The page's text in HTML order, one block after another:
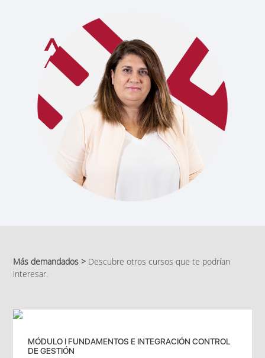
Más demandados > Descubre otros cursos que te podrían
interesar.
MÓDULO I FUNDAMENTOS E INTEGRACIÓN CONTROL
DE GESTIÓN